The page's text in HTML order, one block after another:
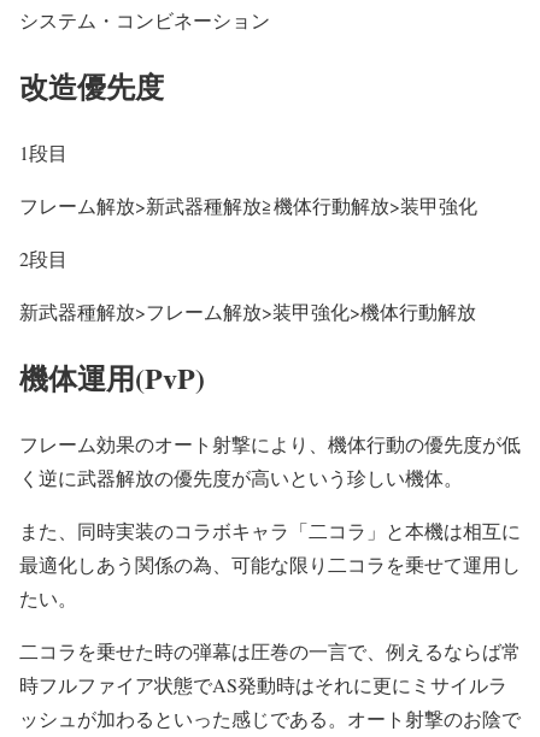
システム・コンビネーション
改造優先度
1段目
フレーム解放>新武器種解放≧機体行動解放>装甲強化
2段目
新武器種解放>フレーム解放>装甲強化>機体行動解放
機体運用(PvP)
フレーム効果のオート射撃により、機体行動の優先度が低
く逆に武器解放の優先度が高いという珍しい機体。
また、同時実装のコラボキャラ「二コラ」と本機は相互に
最適化しあう関係の為、可能な限り二コラを乗せて運用し
たい。
二コラを乗せた時の弾幕は圧巻の一言で、例えるならば常
時フルファイア状態でAS発動時はそれに更にミサイルラ
ッシュが加わるといった感じである。オート射撃のお陰で